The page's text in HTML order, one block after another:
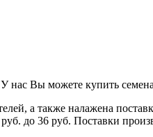
нас Вы можете купить
а также налажена
до 36 руб. Поставки